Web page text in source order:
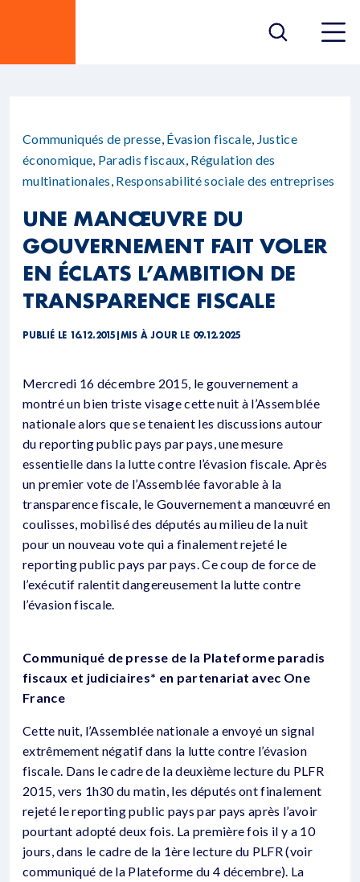
Communiqués de presse, Évasion fiscale, Justice
économique, Paradis fiscaux, Régulation des
multinationales, Responsabilité sociale des entreprises
UNE MANŒUVRE DU
GOUVERNEMENT FAIT VOLER
EN ÉCLATS L’AMBITION DE
TRANSPARENCE FISCALE
PUBLIÉ LE 16.12.2015 MIS À JOUR LE 09.12.2025
Mercredi 16 décembre 2015, le gouvernement a
montré un bien triste visage cette nuit à l’Assemblée
nationale alors que se tenaient les discussions autour
du reporting public pays par pays, une mesure
essentielle dans la lutte contre l’évasion fiscale. Après
un premier vote de l’Assemblée favorable à la
transparence fiscale, le Gouvernement a manœuvré en
coulisses, mobilisé des députés au milieu de la nuit
pour un nouveau vote qui a finalement rejeté le
reporting public pays par pays. Ce coup de force de
l’exécutif ralentit dangereusement la lutte contre
l’évasion fiscale.
Communiqué de presse de la Plateforme paradis
fiscaux et judiciaires* en partenariat avec One
France
Cette nuit, l’Assemblée nationale a envoyé un signal
extrêmement négatif dans la lutte contre l’évasion
fiscale. Dans le cadre de la deuxième lecture du PLFR
2015, vers 1h30 du matin, les députés ont finalement
rejeté le reporting public pays par pays après l’avoir
pourtant adopté deux fois. La première fois il y a 10
jours, dans le cadre de la 1ère lecture du PLFR (voir
communiqué de la Plateforme du 4 décembre). La